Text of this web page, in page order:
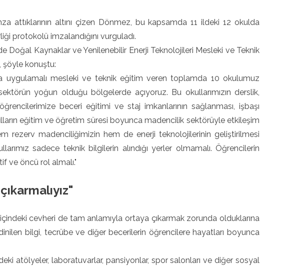
attıklarının altını çizen Dönmez, bu kapsamda 11 ildeki 12 okulda
protokolü imzalandığını vurguladı.
Doğal Kaynaklar ve Yenilenebilir Enerji Teknolojileri Mesleki ve Teknik
şöyle konuştu:
uygulamalı mesleki ve teknik eğitim veren toplamda 10 okulumuz
yoğun olduğu bölgelerde açıyoruz. Bu okullarımızın derslik,
beceri eğitimi ve staj imkanlarının sağlanması, işbaşı
eğitim ve öğretim süresi boyunca madencilik sektörüyle etkileşim
rezerv madenciliğimizin hem de enerji teknolojilerinin geliştirilmesi
sadece teknik bilgilerin alındığı yerler olmamalı. Öğrencilerin
ve öncü rol almalı."
cevheri de tam anlamıyla ortaya çıkarmak zorunda olduklarına
bilgi, tecrübe ve diğer becerilerin öğrencilere hayatları boyunca
atölyeler, laboratuvarlar, pansiyonlar, spor salonları ve diğer sosyal